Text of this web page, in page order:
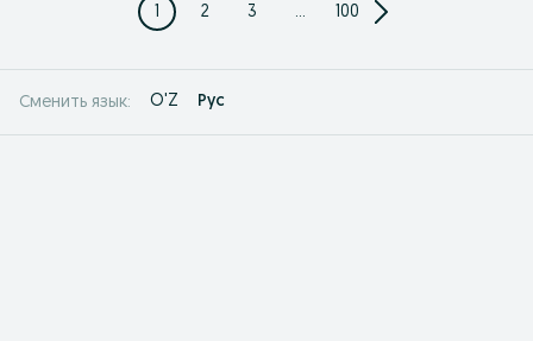
1 2 3 ... 100
Сменить язык: O'Z Рус